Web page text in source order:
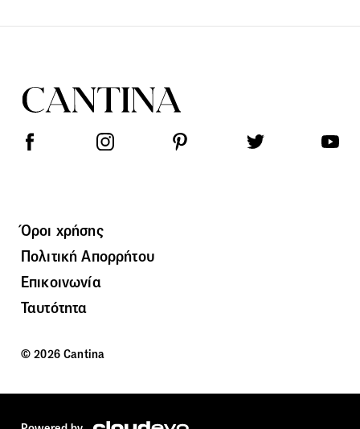
Όροι χρήσης
Πολιτική Απορρήτου
Επικοινωνία
Ταυτότητα
© 2026 Cantina